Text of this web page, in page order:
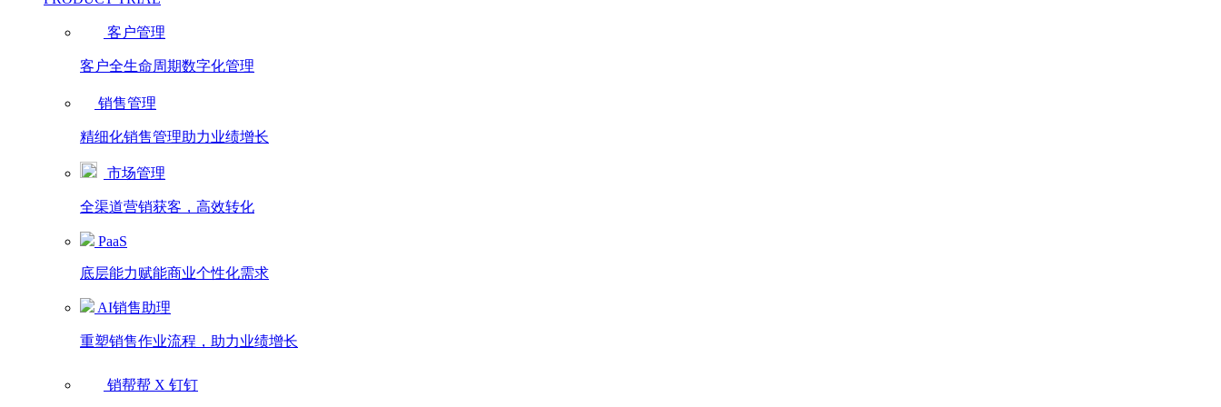
客户管理
客户全生命周期数字化管理
销售管理
精细化销售管理助力业绩增长
市场管理
全渠道营销获客，高效转化
PaaS
底层能力赋能商业个性化需求
AI销售助理
重塑销售作业流程，助力业绩增长
销帮帮 X 钉钉